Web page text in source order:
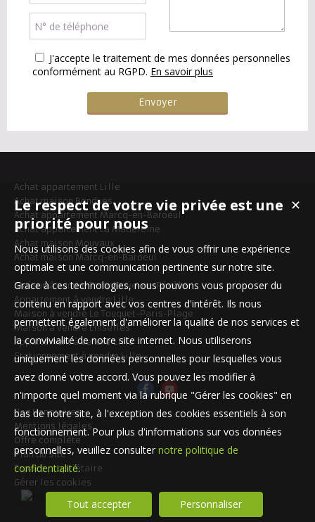
J'accepte le traitement de mes données personnelles
conformément au RGPD. En savoir plus
Achat appartement Lille
Achat maison Bondues
Achat appartement Marcq-en-Baroeul
Achat appartement La Madeleine
Achat maison Mouvaux
Achat maison Marcq-en-Baroeul
Maison à vendre Templeuve-en-Pévèle
Appartement à vendre Lille
Maison à vendre Le Touquet-Paris-Plage
Maison à vendre Linselles
Appartement à vendre Lille
Stationnement à vendre Lille
Nos Honoraires
Mentions légales
Offre complète
Plan du site
Espace propriétaire
Gérer les cookies
✕
Le respect de votre vie privée est une
priorité pour nous
Nous utilisons des cookies afin de vous offrir une expérience
optimale et une communication pertinente sur notre site.
Grace à ces technologies, nous pouvons vous proposer du
contenu en rapport avec vos centres d'intérêt. Ils nous
permettent également d'améliorer la qualité de nos services et
la convivialité de notre site internet. Nous utiliserons
uniquement les données personnelles pour lesquelles vous
avez donné votre accord. Vous pouvez les modifier à
n'importe quel moment via la rubrique "Gérer les cookies" en
bas de notre site, à l'exception des cookies essentiels à son
fonctionnement. Pour plus d'informations sur vos données
personnelles, veuillez consulter notre politique de
confidentialité.
Tout accepter Personnaliser